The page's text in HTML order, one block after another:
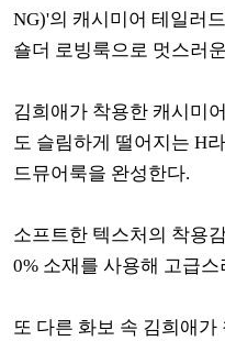
NG)'의 캐시미어 테일러
숄더 로빙룩으로 멋스러
김희애가 착용한 캐시미
도 슬림하게 떨어지는 H
드뮤어룩을 완성한다.
소프트한 텍스처의 착용
0% 소재를 사용해 고급
또 다른 화보 속 김희애